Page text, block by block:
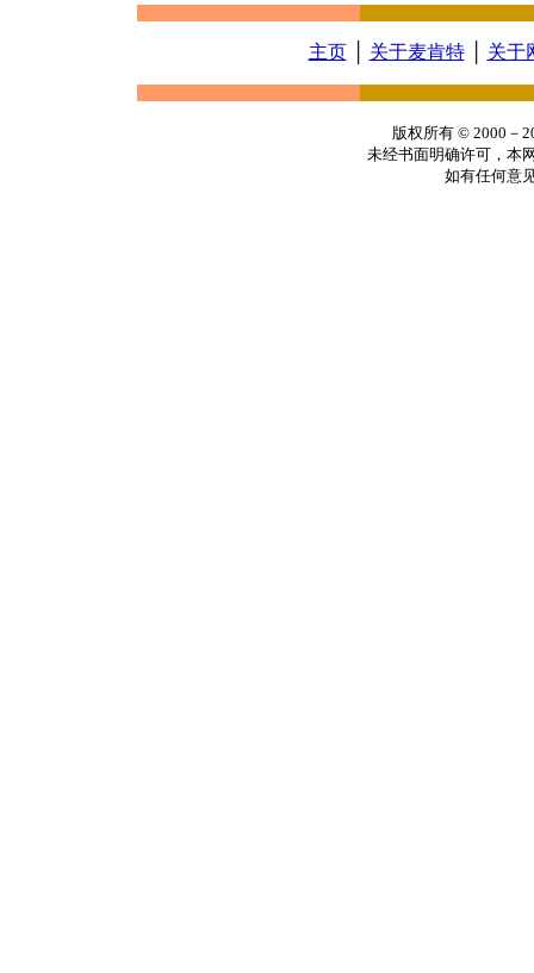
主页│ 关于麦肯特│ 关于
版权所有 © 2000－
未经书面明确许可，本
如有任何意